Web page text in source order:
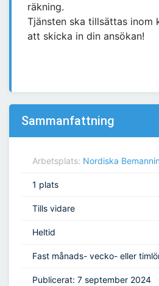
räkning.
Tjänsten ska tillsättas inom
att skicka in din ansökan!
Sammanfattning
Arbetsplats: Nordiska
1 plats
Tills vidare
Heltid
Fast månads- vecko- eller
Publicerat: 7 september 2024